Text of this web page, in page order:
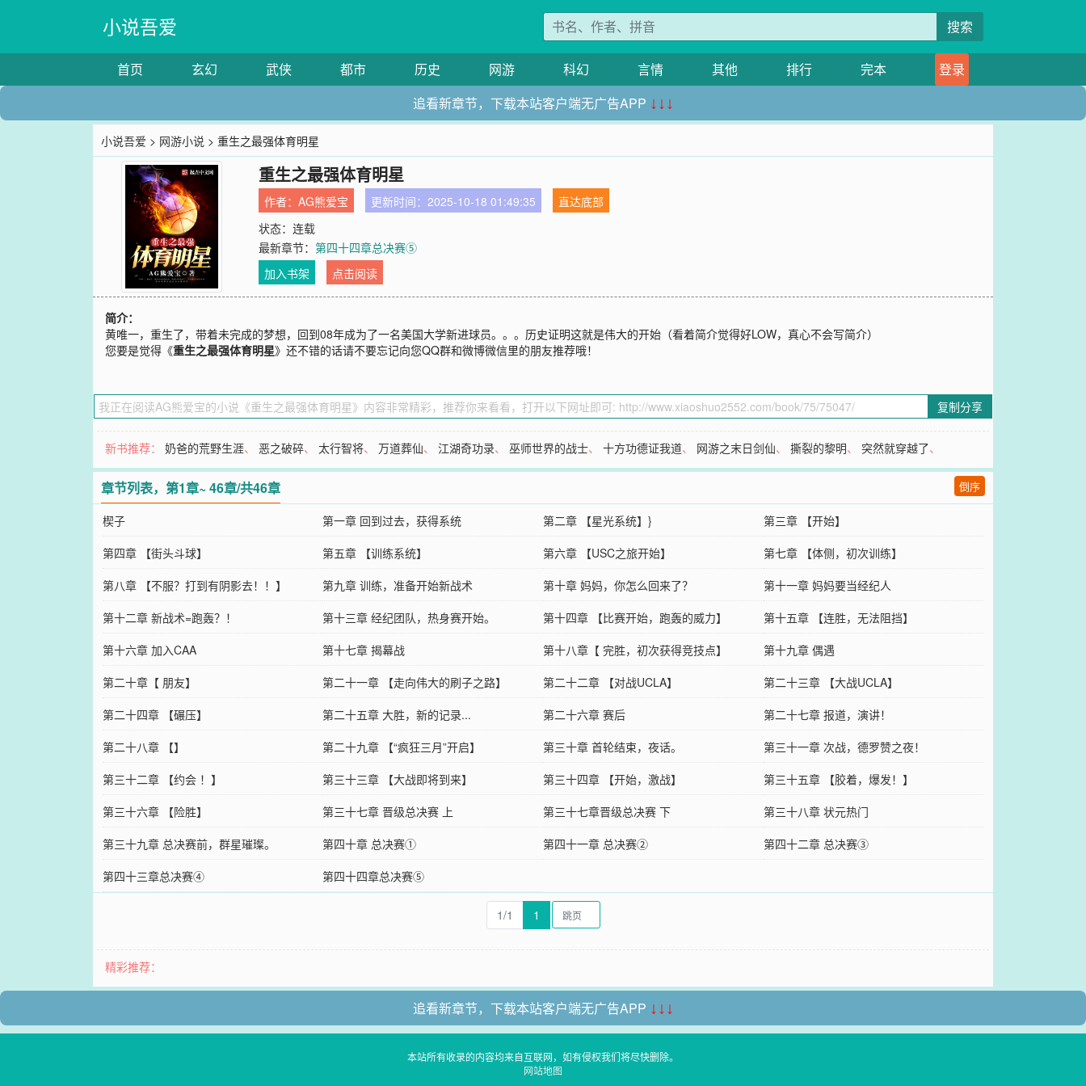
小说吾爱 搜索
首页 玄幻 武侠 都市 历史 网游 科幻 言情 其他 排行 完本
登录
追看新章节，下载本站客户端无广告APP ↓↓↓
小说吾爱 > 网游小说 > 重生之最强体育明星
重生之最强体育明星
作者：AG熊爱宝 更新时间：2025-10-18 01:49:35
直达底部
状态：连载
最新章节：第四十四章总决赛⑤
加入书架
点击阅读
简介：
黄唯一，重生了，带着未完成的梦想，回到08年成为了一名美国大学新进球员。。。历史证明这就是伟大的开始（看着简介觉得好LOW，真心不会写简介）
您要是觉得《重生之最强体育明星》还不错的话请不要忘记向您QQ群和微博微信里的朋友推荐哦！
复制分享
新书推荐：奶爸的荒野生涯、恶之破碎、太行智将、万道葬仙、江湖奇功录、巫师世界的战士、十方功德证我道、 网游之末日剑仙、撕裂的黎明、突然就穿越了、
章节列表，第1章~ 46章/共46章 倒序
楔子 第一章 回到过去，获得系统 第二章 【星光系统】}
第三章 【开始】
第四章 【街头斗球】
第五章 【训练系统】 第六章 【USC之旅开始】
第七章 【体侧，初次训练】
第八章 【不服？打到有阴影去！！】
第九章 训练，准备开始新战术 第十章 妈妈，你怎么回来了？
第十一章 妈妈要当经纪人
第十二章 新战术=跑轰？！
第十三章 经纪团队，热身赛开始。 第十四章 【比赛开始，跑轰的威力】
第十五章 【连胜，无法阻挡】
第十六章 加入CAA
第十七章 揭幕战 第十八章【 完胜，初次获得竞技点】
第十九章 偶遇
第二十章【 朋友】
第二十一章 【走向伟大的刷子之路】 第二十二章 【对战UCLA】
第二十三章 【大战UCLA】
第二十四章 【碾压】
第二十五章 大胜，新的记录... 第二十六章 赛后
第二十七章 报道，演讲！
第二十八章 【】
第二十九章 【“疯狂三月”开启】 第三十章 首轮结束，夜话。
第三十一章 次战，德罗赞之夜！
第三十二章 【约会 ！】
第三十三章 【大战即将到来】 第三十四章 【开始，激战】
第三十五章 【胶着，爆发！】
第三十六章 【险胜】
第三十七章 晋级总决赛 上 第三十七章晋级总决赛 下
第三十八章 状元热门
第三十九章 总决赛前，群星璀璨。
第四十章 总决赛① 第四十一章 总决赛②
第四十二章 总决赛③
第四十三章总决赛④
第四十四章总决赛⑤
1/1 1
精彩推荐：
追看新章节，下载本站客户端无广告APP ↓↓↓
本站所有收录的内容均来自互联网，如有侵权我们将尽快删除。
网站地图